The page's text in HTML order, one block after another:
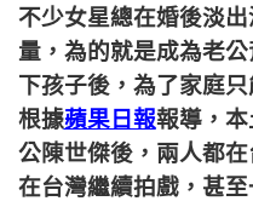
不少女星總在婚後淡
量，為的就是成為老
下孩子後，為了家庭
根據蘋果日報報導，
公陳世傑後，兩人都
在台灣繼續拍戲，甚